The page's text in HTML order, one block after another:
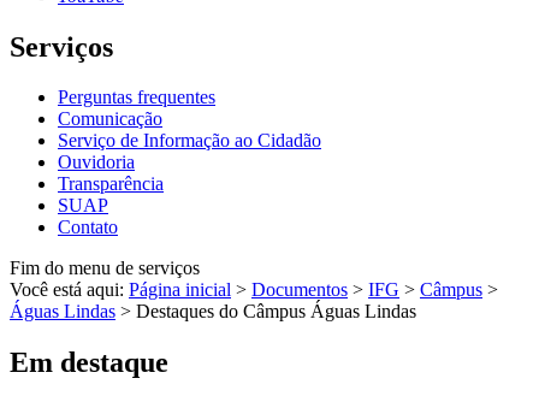
Serviços
Perguntas frequentes
Comunicação
Serviço de Informação ao Cidadão
Ouvidoria
Transparência
SUAP
Contato
Fim do menu de serviços
Você está aqui: Página inicial > Documentos > IFG > Câmpus >
Águas Lindas > Destaques do Câmpus Águas Lindas
Em destaque